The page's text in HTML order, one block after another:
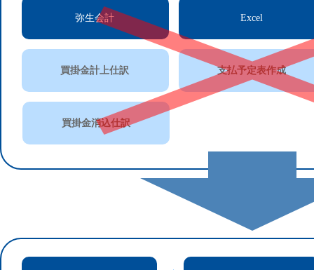
弥生会計 Excel
買掛金計上仕訳 支払予定表作成
買掛金消込仕訳